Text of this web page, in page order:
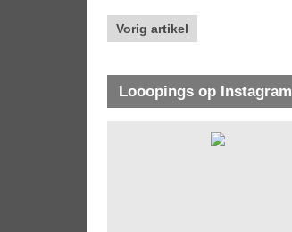
Vorig artikel
Looopings op Instagram